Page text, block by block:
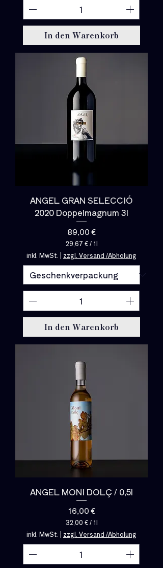
€
p
r
o
1
L
i
t
In den Warenkorb
ANGEL GRAN SELECCIÓ
2020 Doppelmagnum 3l
Preis
89,00 €
29,67 € / 1l
2
9
,
6
7
€
p
r
o
1
L
i
inkl. MwSt. | zzgl. Versand /Abholung
In den Warenkorb
ANGEL MONI DOLÇ / 0,5l
Preis
16,00 €
32,00 € / 1l
3
2
,
0
inkl. MwSt. zzgl. Versand /Abholung